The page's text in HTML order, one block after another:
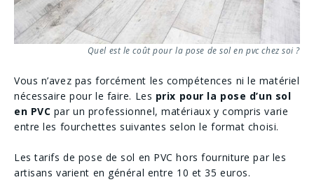
Quel est le coût pour la pose de sol en pvc chez soi ?
Vous n’avez pas forcément les compétences ni le matériel
nécessaire pour le faire. Les prix pour la pose d’un sol
en PVC par un professionnel, matériaux y compris varie
entre les fourchettes suivantes selon le format choisi.
Les tarifs de pose de sol en PVC hors fourniture par les
artisans varient en général entre 10 et 35 euros.